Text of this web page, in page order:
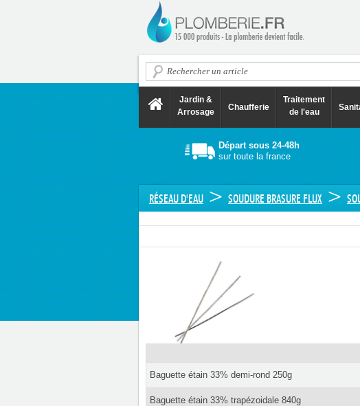
Jardin &
Arrosage
Chaufferie
Traitement
de l'eau
Départ sous 24-48h
sur toute la france
RÉSEAU D'EAU > SOUDURE BRASURE FLUX >
Baguette étain 33% demi-rond 250g
Baguette étain 33% trapézoidale 840g